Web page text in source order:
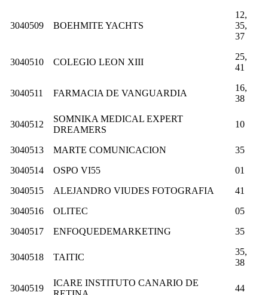
3040509 BOEHMITE YACHTS
12,
35,
37
3040510 COLEGIO LEON XIII
25,
41
3040511 FARMACIA DE VANGUARDIA
16,
38
3040512
SOMNIKA MEDICAL EXPERT
DREAMERS
10
3040513 MARTE COMUNICACION
35
3040514
OSPO VI55
01
3040515
ALEJANDRO VIUDES FOTOGRAFIA
41
3040516
OLITEC
05
3040517
ENFOQUEDEMARKETING 35
3040518 TAITIC
35,
38
3040519
ICARE INSTITUTO CANARIO DE
44